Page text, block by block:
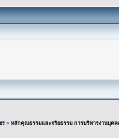
ร > หลักคุณธรรมและจริยธรรม การบริหารงานบุคค